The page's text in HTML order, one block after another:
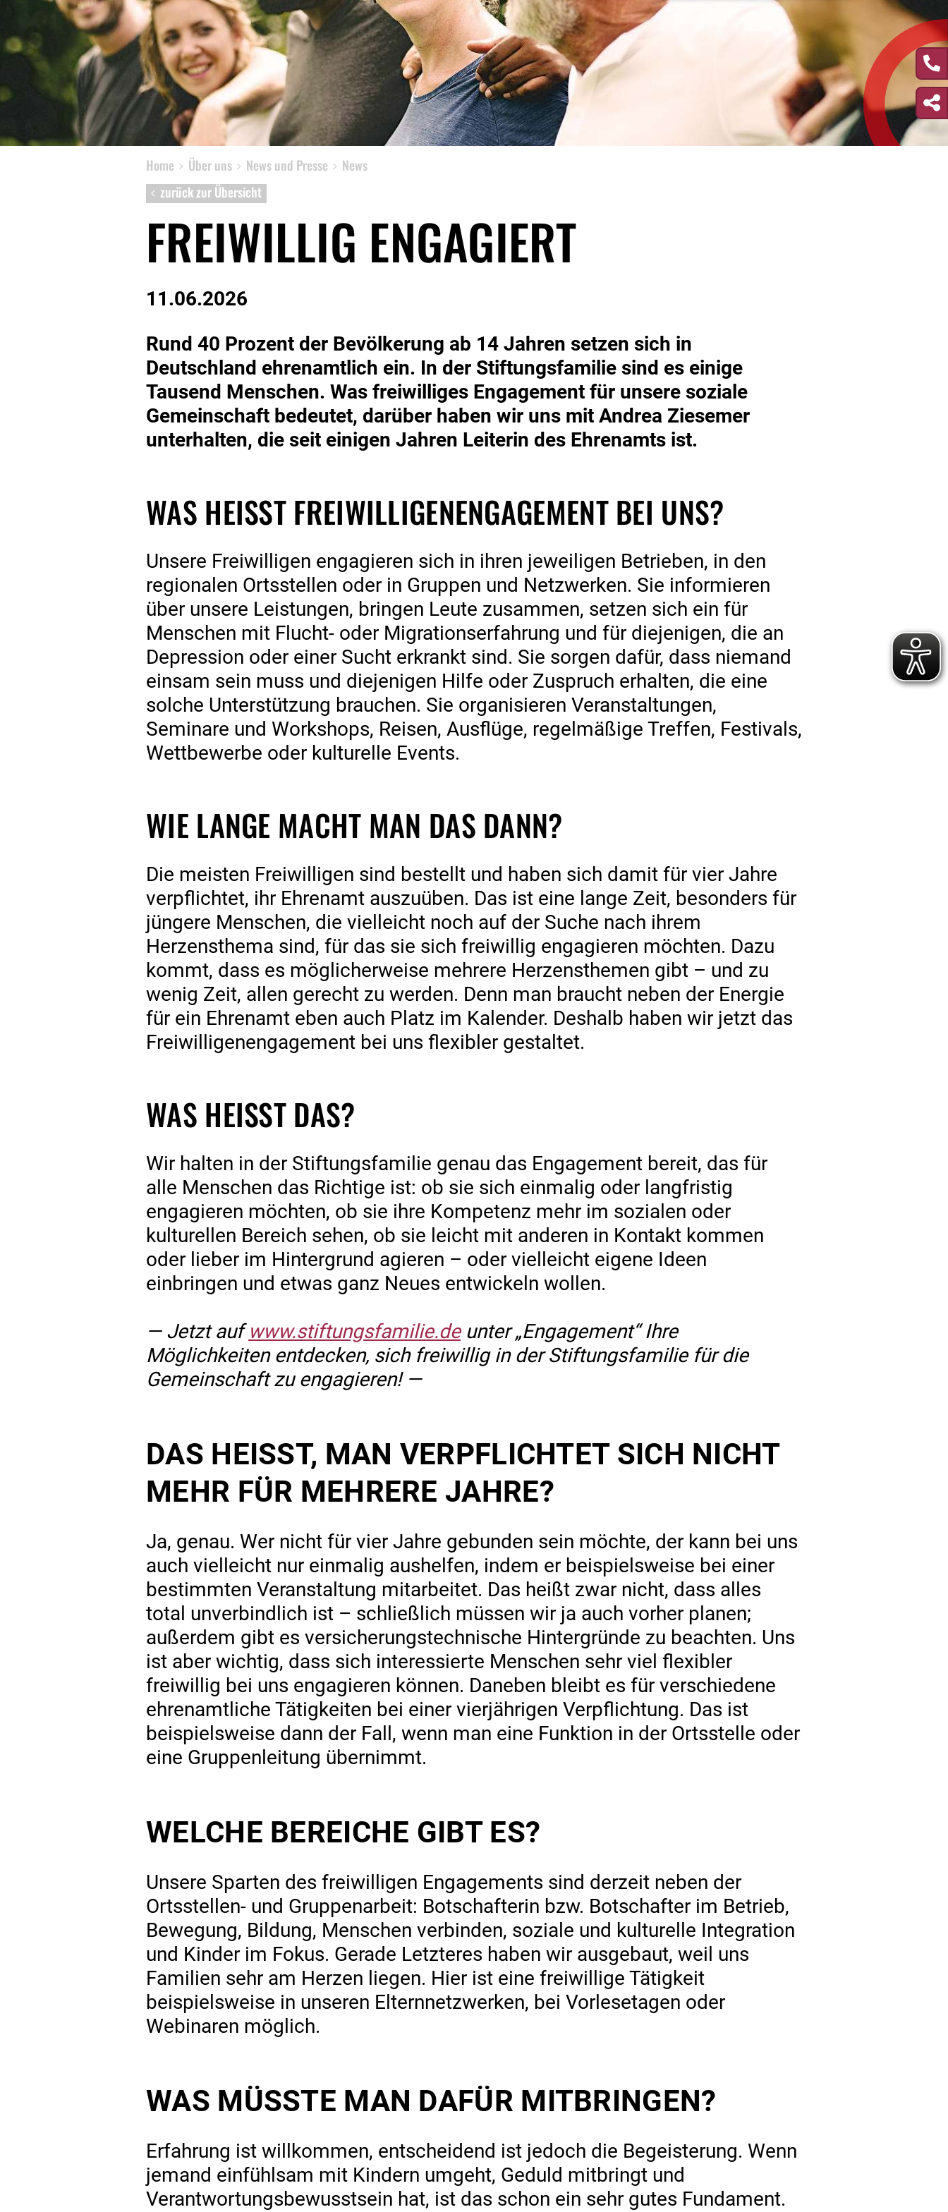
News
Presse
Home Über uns News und Presse
News
zurück zur Übersicht
FREIWILLIG ENGAGIERT
11.06.2026
Rund 40 Prozent der Bevölkerung ab 14 Jahren setzen sich in
Deutschland ehrenamtlich ein. In der Stiftungsfamilie sind es einige
Tausend Menschen. Was freiwilliges Engagement für unsere soziale
Gemeinschaft bedeutet, darüber haben wir uns mit Andrea Ziesemer
unterhalten, die seit einigen Jahren Leiterin des Ehrenamts ist.
WAS HEISST FREIWILLIGENENGAGEMENT BEI UNS?
Unsere Freiwilligen engagieren sich in ihren jeweiligen Betrieben, in den
regionalen Ortsstellen oder in Gruppen und Netzwerken. Sie informieren
über unsere Leistungen, bringen Leute zusammen, setzen sich ein für
Menschen mit Flucht- oder Migrationserfahrung und für diejenigen, die an
Depression oder einer Sucht erkrankt sind. Sie sorgen dafür, dass niemand
einsam sein muss und diejenigen Hilfe oder Zuspruch erhalten, die eine
solche Unterstützung brauchen. Sie organisieren Veranstaltungen,
Seminare und Workshops, Reisen, Ausflüge, regelmäßige Treffen, Festivals,
Wettbewerbe oder kulturelle Events.
WIE LANGE MACHT MAN DAS DANN?
Die meisten Freiwilligen sind bestellt und haben sich damit für vier Jahre
verpflichtet, ihr Ehrenamt auszuüben. Das ist eine lange Zeit, besonders für
jüngere Menschen, die vielleicht noch auf der Suche nach ihrem
Herzensthema sind, für das sie sich freiwillig engagieren möchten. Dazu
kommt, dass es möglicherweise mehrere Herzensthemen gibt – und zu
wenig Zeit, allen gerecht zu werden. Denn man braucht neben der Energie
für ein Ehrenamt eben auch Platz im Kalender. Deshalb haben wir jetzt das
Freiwilligenengagement bei uns flexibler gestaltet.
WAS HEISST DAS?
Wir halten in der Stiftungsfamilie genau das Engagement bereit, das für
alle Menschen das Richtige ist: ob sie sich einmalig oder langfristig
engagieren möchten, ob sie ihre Kompetenz mehr im sozialen oder
kulturellen Bereich sehen, ob sie leicht mit anderen in Kontakt kommen
oder lieber im Hintergrund agieren – oder vielleicht eigene Ideen
einbringen und etwas ganz Neues entwickeln wollen.
— Jetzt aufwww.stiftungsfamilie.deunter „Engagement“ Ihre
Möglichkeiten entdecken, sich freiwillig in der Stiftungsfamilie für die
Gemeinschaft zu engagieren! —
DAS HEISST, MAN VERPFLICHTET SICH NICHT M
EHR FÜR MEHRERE JAHRE?
Ja, genau. Wer nicht für vier Jahre gebunden sein möchte, der kann bei uns
auch vielleicht nur einmalig aushelfen, indem er beispielsweise bei einer
bestimmten Veranstaltung mitarbeitet. Das heißt zwar nicht, dass alles
total unverbindlich ist – schließlich müssen wir ja auch vorher planen;
außerdem gibt es versicherungstechnische Hintergründe zu beachten. Uns
ist aber wichtig, dass sich interessierte Menschen sehr viel flexibler
freiwillig bei uns engagieren können. Daneben bleibt es für verschiedene
ehrenamtliche Tätigkeiten bei einer vierjährigen Verpflichtung. Das ist
beispielsweise dann der Fall, wenn man eine Funktion in der Ortsstelle oder
eine Gruppenleitung übernimmt.
WELCHE BEREICHE GIBT ES?
Unsere Sparten des freiwilligen Engagements sind derzeit neben der
Ortsstellen- und Grup­penarbeit: Botschafterin bzw. Botschafter im Betrieb,
Bewegung, Bildung, Menschen verbinden, soziale und kulturelle Integration
und Kinder im Fokus. Gerade Letzteres haben wir ausgebaut, weil uns
Familien sehr am Herzen liegen. Hier ist eine freiwillige Tätigkeit
beispielsweise in unseren Elternnetzwerken, bei Vorlesetagen oder
Webinaren möglich.
WAS MÜSSTE MAN DAFÜR MITBRINGEN?
Erfahrung ist willkommen, entscheidend ist jedoch die Begeisterung. Wenn
jemand einfühlsam mit Kindern umgeht, Geduld mitbringt und
Verantwortungsbewusstsein hat, ist das schon ein sehr gutes Fundament.